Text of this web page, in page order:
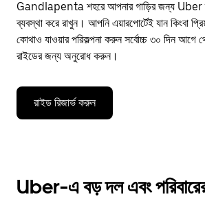
Gandlapenta শহরে আপনার গাড়ির জন্য Uber
ব্যবস্থা করে রাখুন। আপনি এয়ারপোর্টেই যান কিংবা
কোথাও যাওয়ার পরিকল্পনা করুন সর্বোচ্চ ৩০ দিন
রাইডের জন্য অনুরোধ করুন।
রাইড রিজার্ভ করুন
Uber-এ বড় দল এবং